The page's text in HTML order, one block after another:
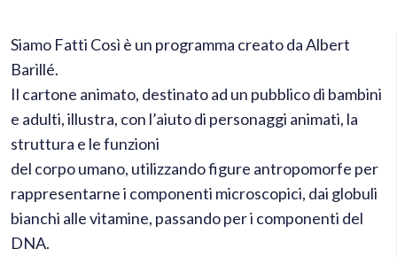
Siamo Fatti Così è un programma creato da Albert
Barillé.
Il cartone animato, destinato ad un pubblico di bambini
e adulti, illustra, con l’aiuto di personaggi animati, la
struttura e le funzioni
del corpo umano, utilizzando figure antropomorfe per
rappresentarne i componenti microscopici, dai globuli
bianchi alle vitamine, passando per i componenti del
DNA.